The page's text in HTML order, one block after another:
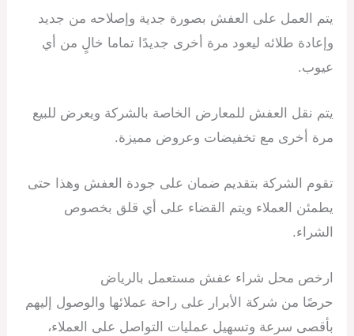
يتم العمل على العفش بصورة جدية وإصلاحه من جديد
وإعادة طلائه ليعود مرة أخرى جديدًا تماما خالٍ من أي
عيوب.
يتم نقل العفش للمعارض الخاصة بالشركة ويعرض للبيع
مرة أخرى مع تخفيضات وعروض مميزة.
تقوم الشركة بتقديم ضمان على جودة العفش وهذا حتى
يطمئن العملاء ويتم القضاء على أي قلق بخصوص
الشراء.
ارخص محل شراء عفش مستعمل بالرياض
حرصًا من شركة الأبرار على راحة عملائها والوصول إليهم
بأقصى سرعة وتسهيل عمليات التواصل على العملاء،